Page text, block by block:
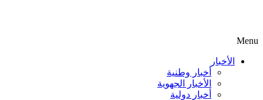
Menu
الأخبار
أخبار وطنية
الأخبار الجهوية
أخبار دولية